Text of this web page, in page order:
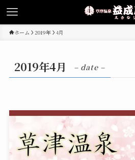
ホーム 2019年 4月
2019年4月 – date –